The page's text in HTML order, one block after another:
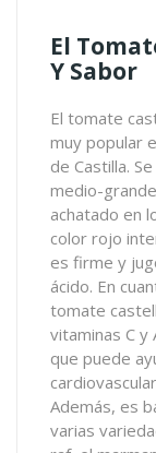
El
Y Sabor
El tomate
muy popular
de Castilla.
medio-
achatado en
color rojo
es firme y
ácido. En
tomate
vitaminas C y
que puede
Además, es
varias